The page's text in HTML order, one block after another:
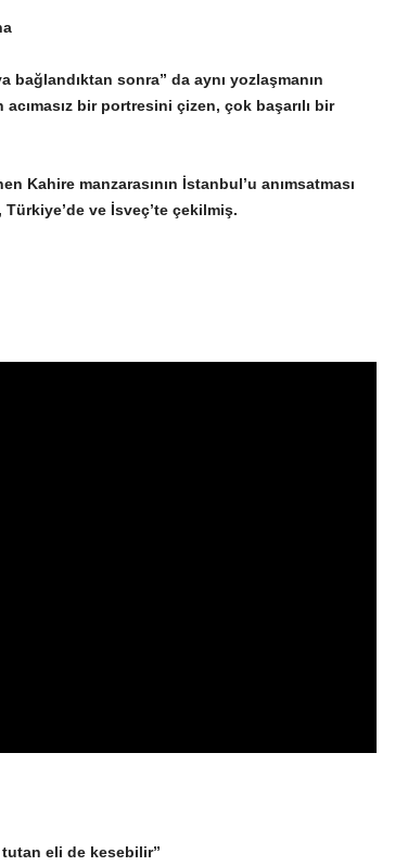
sonra” da aynı yozlaşmanın
bir portresini çizen, çok başarılı bir
Kahire manzarasının İstanbul’u anımsatması
ve İsveç’te çekilmiş.
tutan eli de kesebilir”